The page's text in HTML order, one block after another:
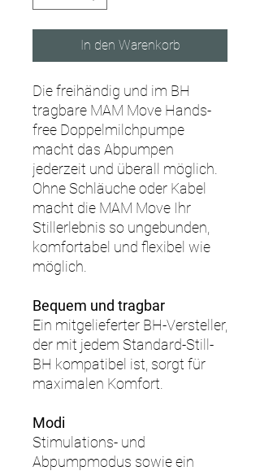
In den Warenkorb
Die freihändig und im BH
tragbare MAM Move Hands-
free Doppelmilchpumpe
macht das Abpumpen
jederzeit und überall möglich.
Ohne Schläuche oder Kabel
macht die MAM Move Ihr
Stillerlebnis so ungebunden,
komfortabel und flexibel wie
möglich.
Bequem und tragbar
Ein mitgelieferter BH-Versteller,
der mit jedem Standard-Still-
BH kompatibel ist, sorgt für
maximalen Komfort.
Modi
Stimulations- und
Abpumpmodus sowie ein